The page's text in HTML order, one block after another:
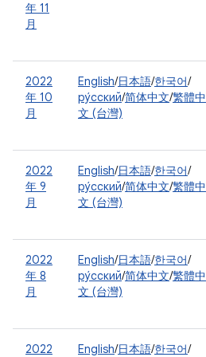
年 11
月
2022
年 10
月
English/日本語/한국어/
ру́сский/简体中文/繁體中
文 (台灣)
2022
年 9
月
English/日本語/한국어/
ру́сский/简体中文/繁體中
文 (台灣)
2022
年 8
月
English/日本語/한국어/
ру́сский/简体中文/繁體中
文 (台灣)
2022
English/日本語/한국어/